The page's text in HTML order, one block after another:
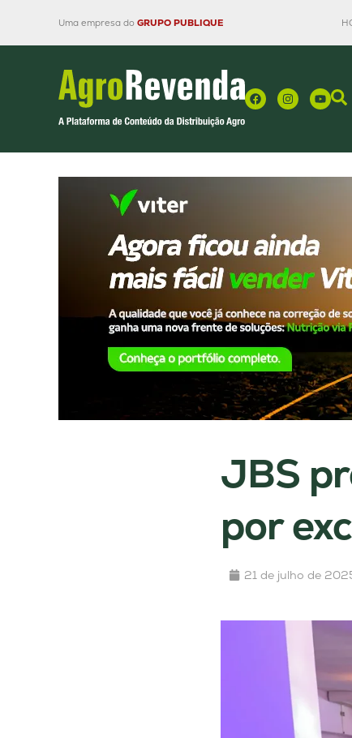
Uma empresa do GRUPO PUBLIQUE
JBS
por
21 de julho de